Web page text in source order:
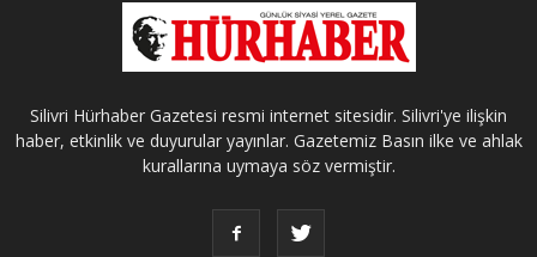
Silivri Hürhaber Gazetesi resmi internet sitesidir. Silivri'ye ilişkin
haber, etkinlik ve duyurular yayınlar. Gazetemiz Basın ilke ve ahlak
kurallarına uymaya söz vermiştir.